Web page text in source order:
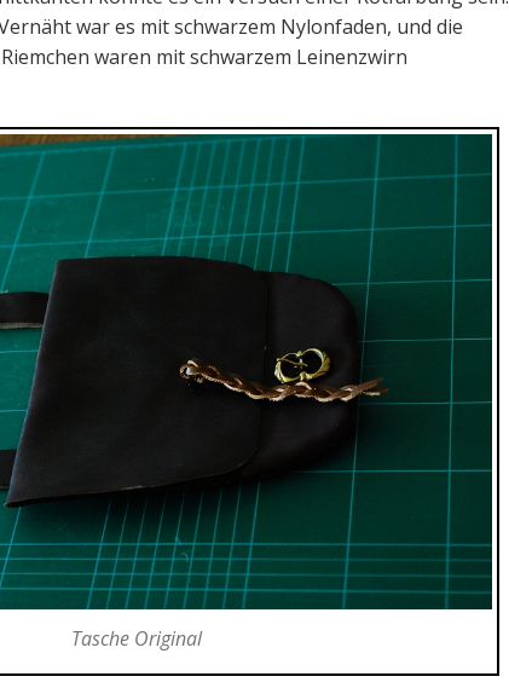
war es mit schwarzem Nylonfaden, und die
waren mit schwarzem Leinenzwirn
Tasche Original